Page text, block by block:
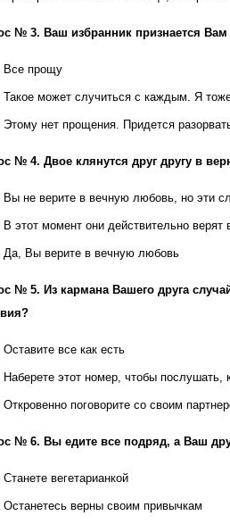
№ 3. Ваш избранник признается
Все прощу
Такое может случиться с каждым. Я
Этому нет прощения. Придется
№ 4. Двое клянутся друг другу в
Вы не верите в вечную любовь, но эти
В этот момент они действительно верят
Да, Вы верите в вечную любовь
№ 5. Из кармана Вашего друга
Оставите все как есть
Наберете этот номер, чтобы послушать,
Откровенно поговорите со своим
№ 6. Вы едите все подряд, а Ваш
Станете вегетарианкой
Останетесь верны своим привычкам